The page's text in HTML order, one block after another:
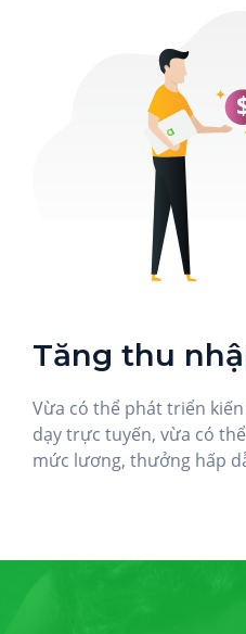
Tăng thu
Vừa có thể phát triển
dạy trực tuyến, vừa có
mức lương, thưởng hấp